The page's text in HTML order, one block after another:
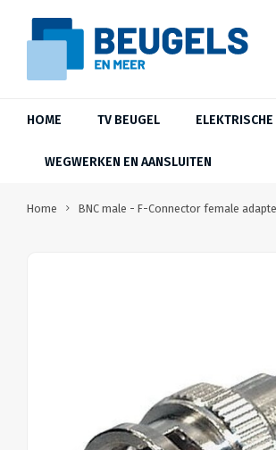
HOME TV BEUGEL
WEGWERKEN EN AANSLUITEN
Home BNC male - F-Connector female